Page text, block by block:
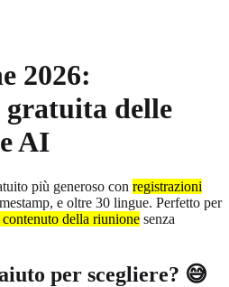
2026:
gratuita delle
AI
più generoso con registrazioni
e oltre 30 lingue. Perfetto per
della riunione senza
per scegliere? 😅